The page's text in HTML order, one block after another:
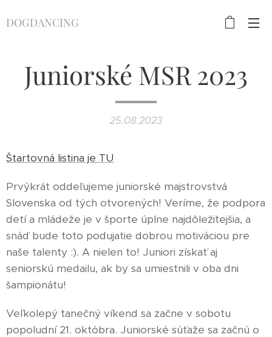
DOGDANCING
Juniorské MSR 2023
25.08.2023
Štartovná listina je TU
Prvýkrát oddeľujeme juniorské majstrovstvá
Slovenska od tých otvorených! Veríme, že podpora
detí a mládeže je v športe úplne najdôležitejšia, a
snáď bude toto podujatie dobrou motiváciou pre
naše talenty :). A nielen to! Juniori získať aj
seniorskú medailu, ak by sa umiestnili v oba dni
šampionátu!
Veľkolepý tanečný víkend sa začne v sobotu
popoludní 21. októbra. Juniorské súťaže sa začnú o